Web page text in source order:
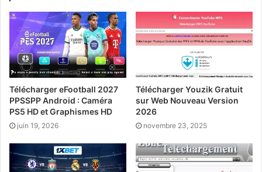
Télécharger eFootball 2027
PPSSPP Android : Caméra
PS5 HD et Graphismes HD
juin 19, 2026
Télécharger Youzik Gratuit
sur Web Nouveau Version
2026
novembre 23, 2025